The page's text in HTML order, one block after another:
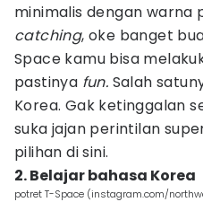
minimalis dengan warna
catching, oke banget
Space kamu bisa
pastinya fun. Salah
Korea. Gak ketinggalan
suka jajan perintilan
pilihan di sini.
2. Belajar bahasa Korea
potret T-Space (instagram.com/